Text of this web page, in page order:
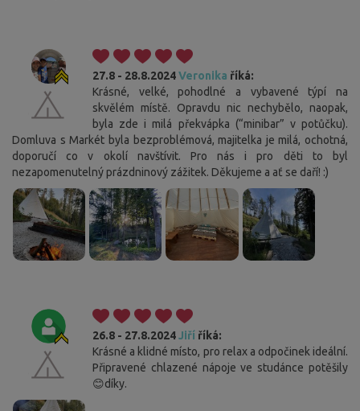
27.8 - 28.8.2024Veronika říká:
Krásné, velké, pohodlné a vybavené týpí na
skvělém místě. Opravdu nic nechybělo, naopak,
byla zde i milá překvápka (“minibar” v potůčku).
Domluva s Markét byla bezproblémová, majitelka je milá, ochotná,
doporučí co v okolí navštívit. Pro nás i pro děti to byl
nezapomenutelný prázdninový zážitek. Děkujeme a ať se daří! :)
26.8 - 27.8.2024Jiří říká:
Krásné a klidné místo, pro relax a odpočinek ideální.
Připravené chlazené nápoje ve studánce potěšily
😊díky.